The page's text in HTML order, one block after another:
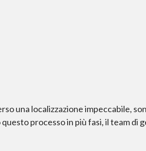
una localizzazione impeccabile,
processo in più fasi, il team di